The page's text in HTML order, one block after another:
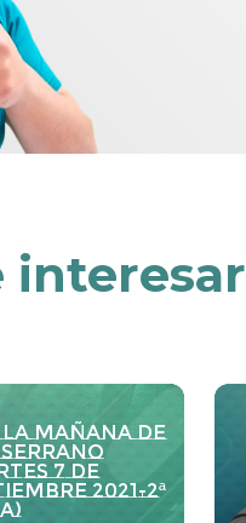
interesar
Mañana de
Serrano
7 de
2021-2ª